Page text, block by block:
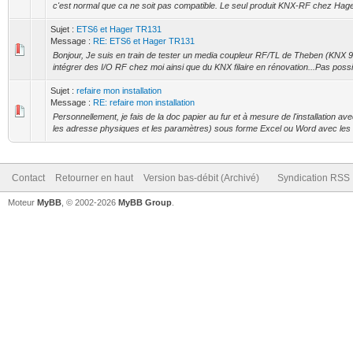
c'est normal que ca ne soit pas compatible. Le seul produit KNX-RF chez
Sujet : ETS6 et Hager TR131
Message : RE: ETS6 et Hager TR131
Bonjour, Je suis en train de tester un media coupleur RF/TL de Theben (KNX
intégrer des I/O RF chez moi ainsi que du KNX filaire en rénovation...Pas
Sujet : refaire mon installation
Message : RE: refaire mon installation
Personnellement, je fais de la doc papier au fur et à mesure de l'installation
les adresse physiques et les paramètres) sous forme Excel ou Word avec
Contact Retourner en haut Version bas-débit (Archivé) Syndication RSS
Moteur MyBB , © 2002-2026 MyBB Group